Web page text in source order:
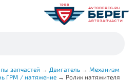
запчастей → Двигатель → Механизм
ГРМ / натяжение → Ролик натяжителя